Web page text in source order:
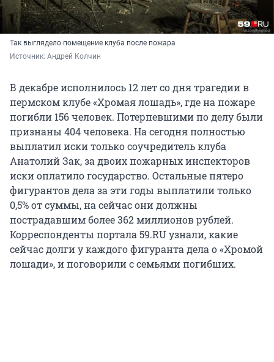
Так выглядело помещение клуба после пожара
Источник: Андрей Колчин
В декабре исполнилось 12 лет со дня трагедии в
пермском клубе «Хромая лошадь», где на пожаре
погибли 156 человек. Потерпевшими по делу были
признаны 404 человека. На сегодня полностью
выплатил иски только соучредитель клуба
Анатолий Зак, за двоих пожарных инспекторов
иски оплатило государство. Остальные пятеро
фигурантов дела за эти годы выплатили только
0,5% от суммы, на сейчас они должны
пострадавшим более 362 миллионов рублей.
Корреспонденты портала 59.RU узнали, какие
сейчас долги у каждого фигуранта дела о «Хромой
лошади», и поговорили с семьями погибших.